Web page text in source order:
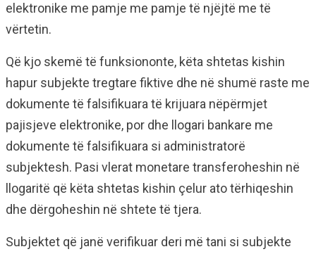
elektronike me pamje me pamje të njëjtë me të
vërtetin.
Që kjo skemë të funksiononte, këta shtetas kishin
hapur subjekte tregtare fiktive dhe në shumë raste me
dokumente të falsifikuara të krijuara nëpërmjet
pajisjeve elektronike, por dhe llogari bankare me
dokumente të falsifikuara si administratorë
subjektesh. Pasi vlerat monetare transferoheshin në
llogaritë që këta shtetas kishin çelur ato tërhiqeshin
dhe dërgoheshin në shtete të tjera.
Subjektet që janë verifikuar deri më tani si subjekte